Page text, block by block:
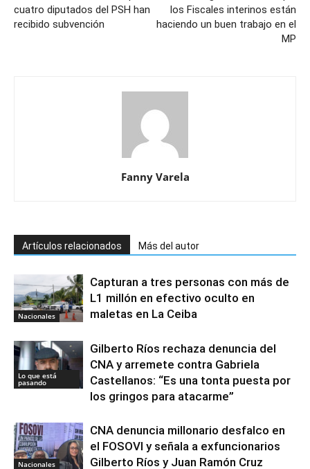
cuatro diputados del PSH han
recibido subvención
los Fiscales interinos están
haciendo un buen trabajo en el
MP
Fanny Varela
Artículos relacionados Más del autor
Nacionales
Capturan a tres personas con más de
L1 millón en efectivo oculto en
maletas en La Ceiba
Lo que está
pasando
Gilberto Ríos rechaza denuncia del
CNA y arremete contra Gabriela
Castellanos: “Es una tonta puesta por
los gringos para atacarme”
Nacionales
CNA denuncia millonario desfalco en
el FOSOVI y señala a exfuncionarios
Gilberto Ríos y Juan Ramón Cruz